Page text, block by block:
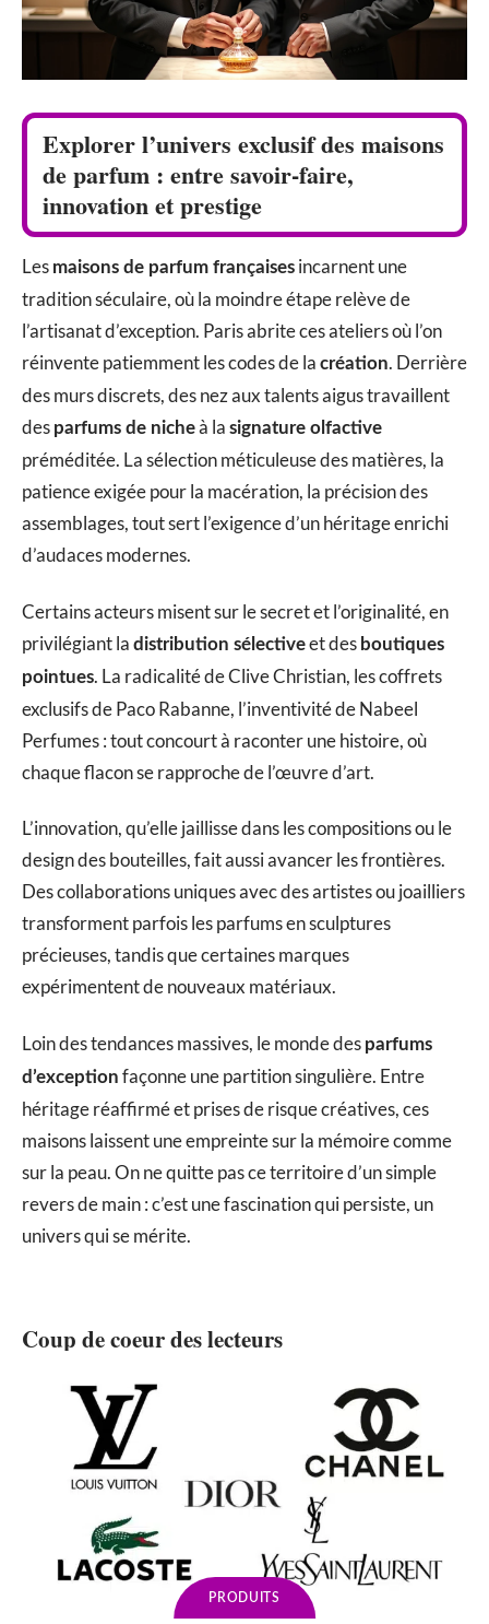
Explorer l’univers exclusif des maisons
de parfum : entre savoir-faire,
innovation et prestige
Les maisons de parfum françaises incarnent une
tradition séculaire, où la moindre étape relève de
l’artisanat d’exception. Paris abrite ces ateliers où l’on
réinvente patiemment les codes de la création. Derrière
des murs discrets, des nez aux talents aigus travaillent
des parfums de nicheà la signature olfactive
préméditée. La sélection méticuleuse des matières, la
patience exigée pour la macération, la précision des
assemblages, tout sert l’exigence d’un héritage enrichi
d’audaces modernes.
Certains acteurs misent sur le secret et l’originalité, en
privilégiant la distribution sélectiveet des boutiques
pointues. La radicalité de Clive Christian, les coffrets
exclusifs de Paco Rabanne, l’inventivité de Nabeel
Perfumes : tout concourt à raconter une histoire, où
chaque flacon se rapproche de l’œuvre d’art.
L’innovation, qu’elle jaillisse dans les compositions ou le
design des bouteilles, fait aussi avancer les frontières.
Des collaborations uniques avec des artistes ou joailliers
transforment parfois les parfums en sculptures
précieuses, tandis que certaines marques
expérimentent de nouveaux matériaux.
Loin des tendances massives, le monde des parfums
d’exception façonne une partition singulière. Entre
héritage réaffirmé et prises de risque créatives, ces
maisons laissent une empreinte sur la mémoire comme
sur la peau. On ne quitte pas ce territoire d’un simple
revers de main : c’est une fascination qui persiste, un
univers qui se mérite.
Coup de coeur des lecteurs
PRODUITS